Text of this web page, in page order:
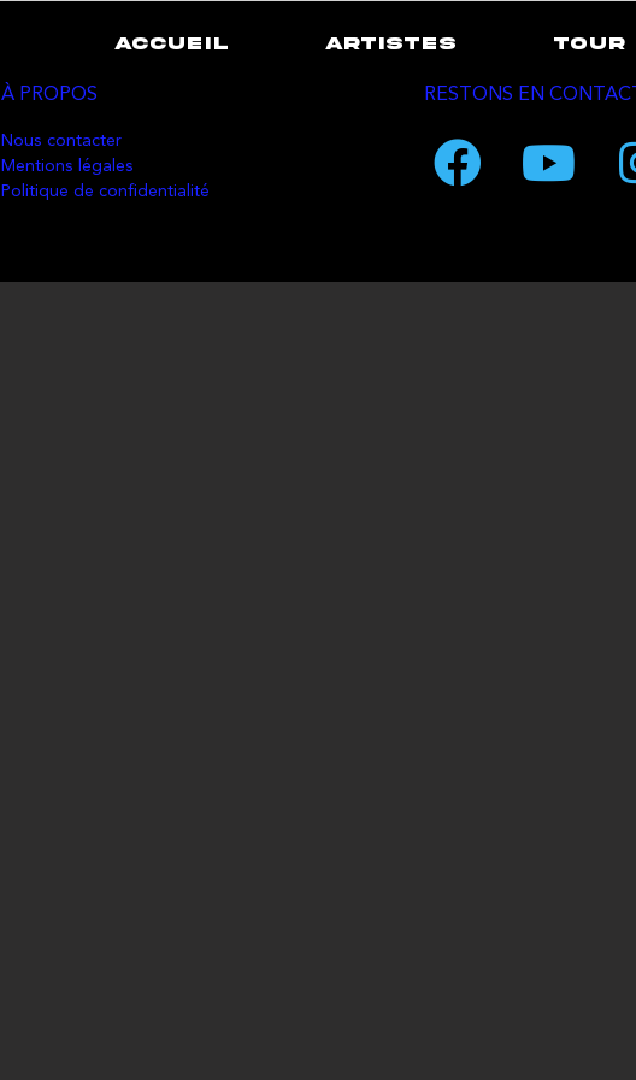
ACCUEIL ARTISTES TOUR
À PROPOS
Nous contacter
Mentions légales
Politique de confidentialité
RESTONS EN CONTACT